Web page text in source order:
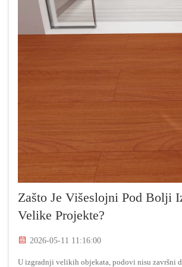
Zašto Je Višeslojni Pod Bolji
Velike Projekte?
2026-05-11 11:16:00
U izgradnji velikih objekata, podovi nisu završni